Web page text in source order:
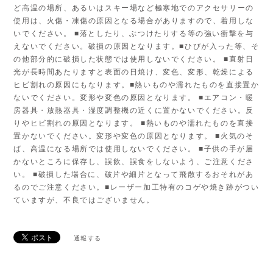
ど高温の場所、あるいはスキー場など極寒地でのアクセサリーの
使用は、火傷・凍傷の原因となる場合がありますので、着用しな
いでください。 ■落としたり、ぶつけたりする等の強い衝撃を与
えないでください。破損の原因となります。■ひびが入った等、そ
の他部分的に破損した状態では使用しないでください。 ■直射日
光が長時間あたりますと表面の日焼け、変色、変形、乾燥による
ヒビ割れの原因にもなります。■熱いものや濡れたものを直接置か
ないでください。変形や変色の原因となります。 ■エアコン・暖
房器具・放熱器具・湿度調整機の近くに置かないでください。反
りやヒビ割れの原因となります。 ■熱いものや濡れたものを直接
置かないでください。変形や変色の原因となります。 ■火気のそ
ば、高温になる場所では使用しないでください。 ■子供の手が届
かないところに保存し、誤飲、誤食をしないよう、ご注意くださ
い。 ■破損した場合に、破片や細片となって飛散するおそれがあ
るのでご注意ください。■レーザー加工特有のコゲや焼き跡がつい
ていますが、不良ではございません。
通報する